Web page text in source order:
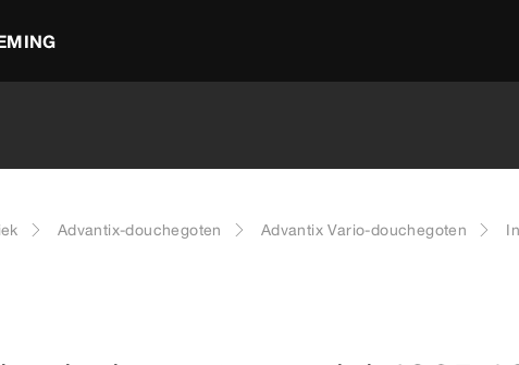
Advantix-douchegoten Advantix Vario-douchegoten